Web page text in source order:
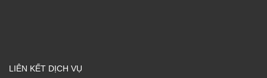
LIÊN KẾT DỊCH VỤ